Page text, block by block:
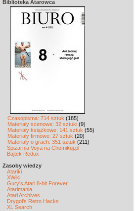
Biblioteka Atarowca
Czasopisma: 714 sztuk (185)
Materiały scenowe: 32 sztuki (9)
Materiały książkowe: 141 sztuk (55)
Materiały firmowe: 27 sztuk (20)
Materiały o grach: 351 sztuk (211)
Spiżarnia Voya na Chomikuj.pl
Bajtek Redux
Zasoby wiedzy
Atariki
XWiki
Gury's Atari 8-bit Forever
Atarimania
Atari Archives
Drygol's Retro Hacks
XL Search